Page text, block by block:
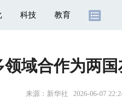
科技 教育
域合作为两
来源： 新华社 2026-06-07